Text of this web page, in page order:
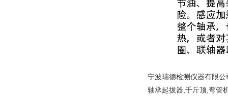
宁波瑞德检测仪器有限
轴承起拔器,千斤顶,弯管